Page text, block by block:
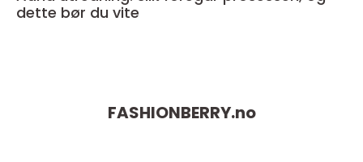
dette bør du vite
FASHIONBERRY.no